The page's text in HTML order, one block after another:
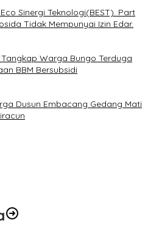
Sinergi Teknologi(BEST). Part
Tidak Mempunyai Izin Edar.
Warga Bungo Terduga
BBM Bersubsidi
Dusun Embacang Gedang Mati